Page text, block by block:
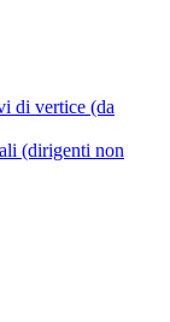
di vertice (da
(dirigenti non